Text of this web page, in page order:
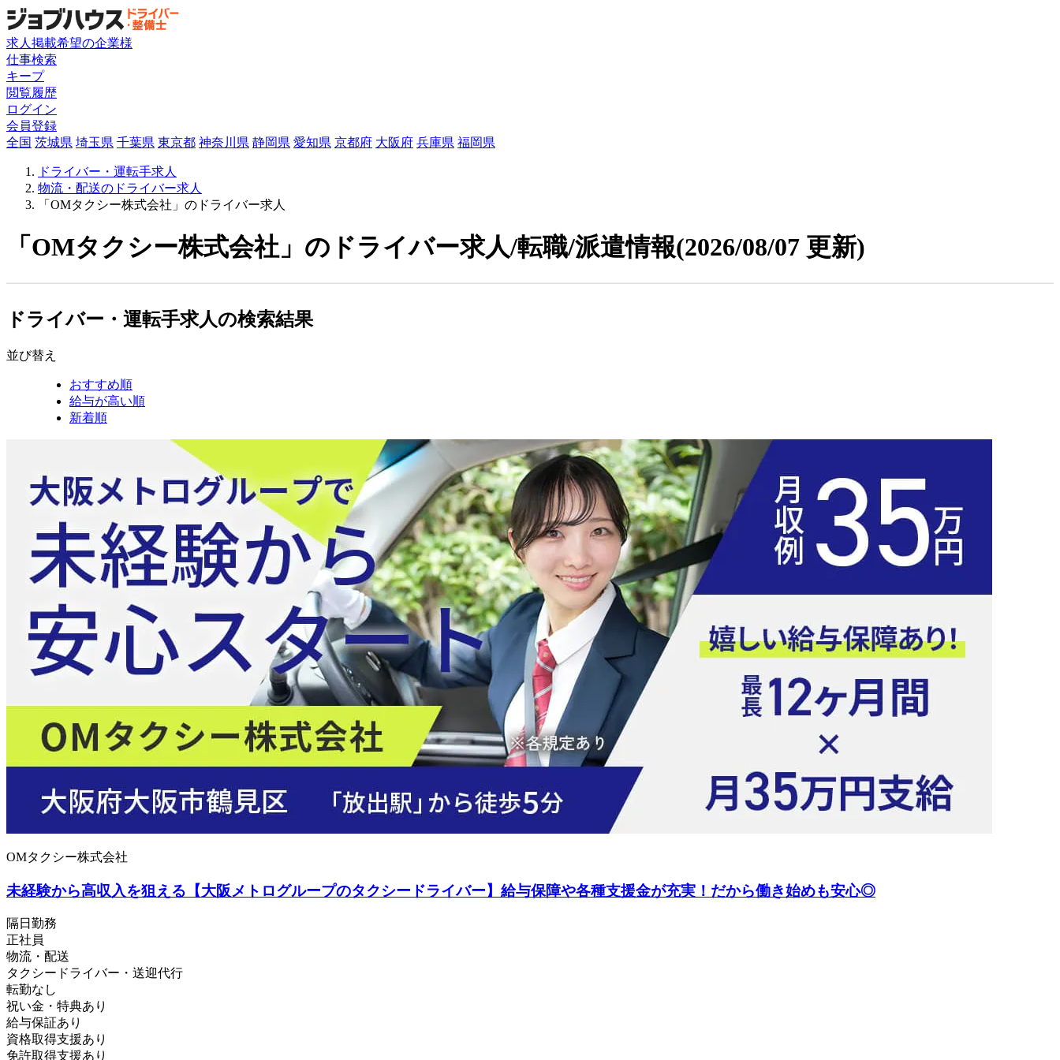
求人掲載希望の企業様
仕事検索
キープ
閲覧履歴
ログイン
会員登録
全国 茨城県 埼玉県 千葉県 東京都 神奈川県 静岡県 愛知県 京都府 大阪府 兵庫県 福岡県
ドライバー・運転手求人
物流・配送のドライバー求人
「OMタクシー株式会社」のドライバー求人
「OMタクシー株式会社」のドライバー求人/転職/派遣情報(2026/08/07 更新)
ドライバー・運転手求人の検索結果
並び替え
おすすめ順
給与が高い順
新着順
OMタクシー株式会社
未経験から高収入を狙える【大阪メトログループのタクシードライバー】給与保障や各種支援金が充実！だから働き始めも安心◎
隔日勤務
正社員
物流・配送
タクシードライバー・送迎代行
転勤なし
祝い金・特典あり
給与保証あり
資格取得支援あり
免許取得支援あり